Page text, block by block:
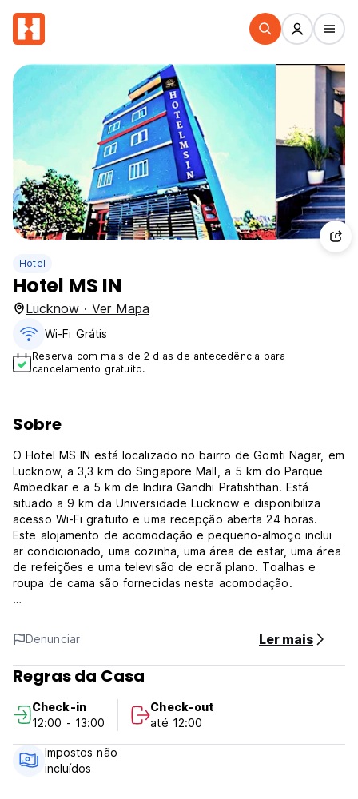
Hotel
Hotel MS IN
Lucknow · Ver Mapa
Wi-Fi Grátis
Reserva com mais de 2 dias de antecedência para
cancelamento gratuito.
Sobre
O Hotel MS IN está localizado no bairro de Gomti Nagar, em
Lucknow, a 3,3 km do Singapore Mall, a 5 km do Parque
Ambedkar e a 5 km de Indira Gandhi Pratishthan. Está
situado a 9 km da Universidade Lucknow e disponibiliza
acesso Wi-Fi gratuito e uma recepção aberta 24 horas.
Este alojamento de acomodação e pequeno-almoço inclui
ar condicionado, uma cozinha, uma área de estar, uma área
de refeições e uma televisão de ecrã plano. Toalhas e
roupa de cama são fornecidas nesta acomodação.
neste alojamento de acomodação e pequeno-almoço.
O Riverside Mall Lucknow e o Fun Republic Mall Lucknow
ficam a 5 km do Hotel MS IN Townhouse. O aeroporto mais
Singh, a 14 km do alojamento.
***Políticas de Propriedade***
Política de cancelamento: 1 dia antes da chegada. Em caso
de cancelamento tardio ou No Show, será cobrada a
Denunciar Ler mais
Regras da Casa
Check-in
12:00 - 13:00
Check-out
até 12:00
Impostos não
incluídos